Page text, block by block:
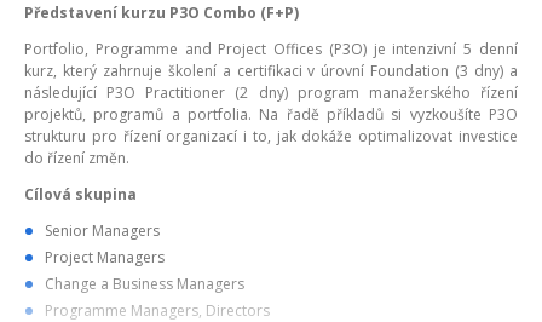
Představení kurzu P3O Combo (F+P)
Portfolio, Programme and Project Offices (P3O) je intenzivní 5 denní
kurz, který zahrnuje školení a certifikaci v úrovní Foundation (3 dny) a
následující P3O Practitioner (2 dny) program manažerského řízení
projektů, programů a portfolia. Na řadě příkladů si vyzkoušíte P3O
strukturu pro řízení organizací i to, jak dokáže optimalizovat investice
do řízení změn.
Cílová skupina
Senior Managers
Project Managers
Change a Business Managers
Programme Managers, Directors